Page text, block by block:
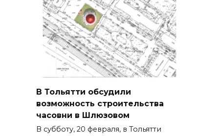
В Тольятти обсудили
возможность строительства
часовни в Шлюзовом
В субботу, 20 февраля, в Тольятти